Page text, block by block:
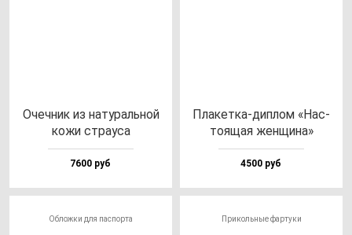
Очеч­ник из на­ту­раль­ной
ко­жи стра­уса
7600 руб
Пла­кет­ка-дип­лом «Нас­
то­ящая жен­щи­на»
4500 руб
Обложки для паспорта Прикольные фартуки